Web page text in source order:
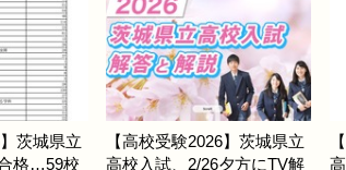
茨城県立
格…59校
【高校受験2026】茨城県立
高校入試、2/26夕方にTV解